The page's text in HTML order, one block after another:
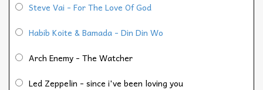
Steve Vai - For The Love Of God
Habib Koite & Bamada - Din Din Wo
Arch Enemy - The Watcher
Led Zeppelin - since i've been loving you